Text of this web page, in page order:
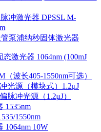
冲激光器 DPSSL M-
泵浦纳秒固体激光器
激光器 1064nm (100mJ
波长405-1550nm可选）
光源（模块式）1.2μJ
脉冲光源（1.2μJ）
1535nm
1550nm
1064nm 10W